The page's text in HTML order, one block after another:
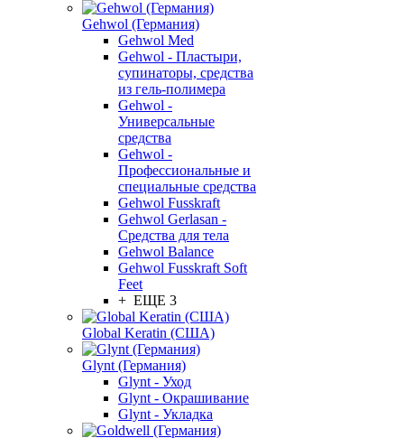
Gehwol (Германия)
Gehwol Med
Gehwol - Пластыри,
супинаторы, средства
из гель-полимера
Gehwol -
Универсальные
средства
Gehwol -
Профессиональные и
специальные средства
Gehwol Fusskraft
Gehwol Gerlasan -
Средства для тела
Gehwol Balance
Gehwol Fusskraft Soft
Feet
+ ЕЩЕ 3
Global Keratin (США)
Glynt (Германия)
Glynt - Уход
Glynt - Окрашивание
Glynt - Укладка